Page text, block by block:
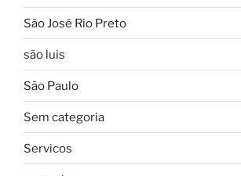
São José Rio Preto
são luis
São Paulo
Sem categoria
Servicos